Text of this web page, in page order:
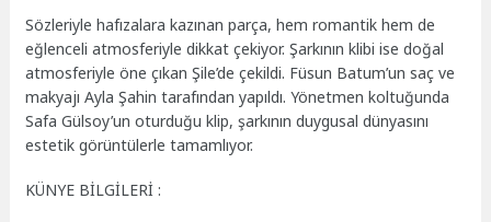
Sözleriyle hafızalara kazınan parça, hem romantik hem de
eğlenceli atmosferiyle dikkat çekiyor. Şarkının klibi ise doğal
atmosferiyle öne çıkan Şile’de çekildi. Füsun Batum’un saç ve
makyajı Ayla Şahin tarafından yapıldı. Yönetmen koltuğunda
Safa Gülsoy’un oturduğu klip, şarkının duygusal dünyasını
estetik görüntülerle tamamlıyor.
KÜNYE BİLGİLERİ :